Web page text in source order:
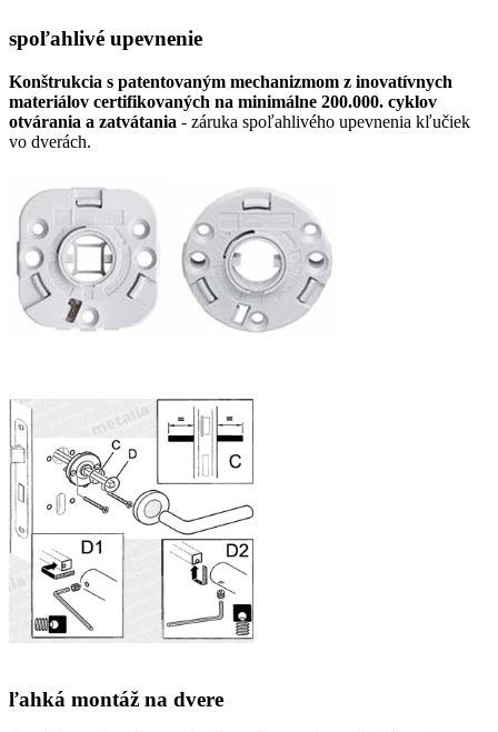
spoľahlivé upevnenie
Konštrukcia s patentovaným mechanizmom z inovatívnych
materiálov certifikovaných na minimálne 200.000. cyklov
otvárania a zatvátania - záruka spoľahlivého upevnenia kľučiek
vo dverách.
ľahká montáž na dvere